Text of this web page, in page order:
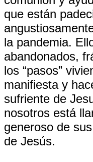
que están
la pandemia.
abandonados,
los “pasos”
manifiesta y
sufriente de
nosotros está
generoso de
de Jesús.